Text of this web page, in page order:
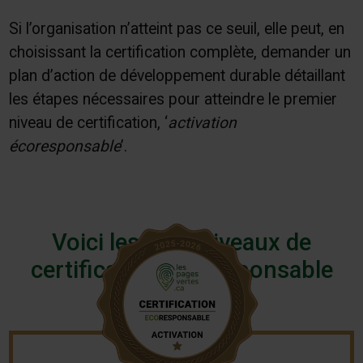
Si l’organisation n’atteint pas ce seuil, elle peut, en
choisissant la certification complète, demander un
plan d’action de développement durable détaillant
les étapes nécessaires pour atteindre le premier
niveau de certification, ‘activation
écoresponsable’.
Voici les trois niveaux de
certification écoresponsable